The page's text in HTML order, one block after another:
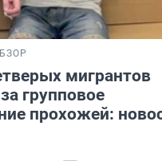
мигрантов
групповое
прохожей: